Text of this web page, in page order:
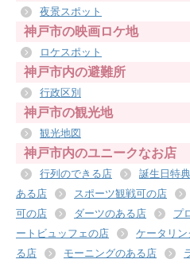
夜景スポット
神戸市の映画ロケ地
ロケスポット
神戸市内の避難所
行政区別
神戸市の観光地
観光地図
神戸市内のユニークなお店
行列のできる店 誕生日特
ある店
スポーツ観戦可の店
可の店
ダーツのある店 プ
ートビュッフェの店
ケータリ
る店
モーニングのある店